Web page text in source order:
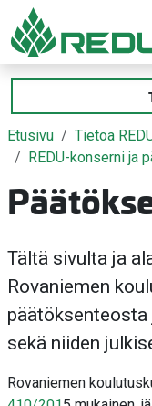
Siirry sivusisältöön
Etusivu
Tietoa
REDU-konserni ja
Tältä sivulta ja
Rovaniemen
sekä niiden
Rovaniemen